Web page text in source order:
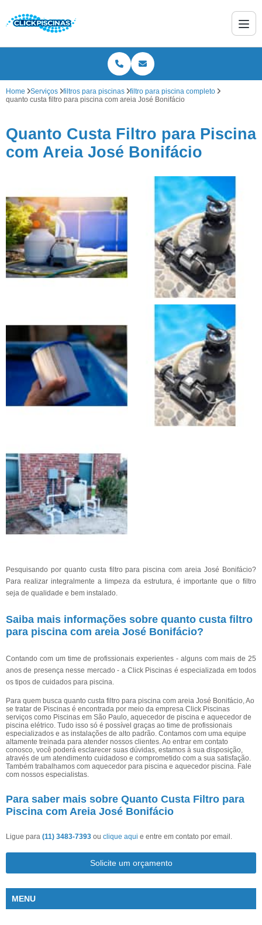
Home Serviços filtros para piscinas
filtro para piscina completo
quanto custa filtro para piscina com areia José Bonifácio
Quanto Custa Filtro para Piscina
com Areia José Bonifácio
Pesquisando por quanto custa filtro para piscina com areia José Bonifácio?
Para realizar integralmente a limpeza da estrutura, é importante que o filtro
seja de qualidade e bem instalado.
Saiba mais informações sobre quanto custa filtro
para piscina com areia José Bonifácio?
Contando com um time de profissionais experientes - alguns com mais de 25
anos de presença nesse mercado - a Click Piscinas é especializada em todos
os tipos de cuidados para piscina.
Para quem busca quanto custa filtro para piscina com areia José Bonifácio, Ao
se tratar de Piscinas é encontrada por meio da empresa Click Piscinas
serviços como Piscinas em São Paulo, aquecedor de piscina e aquecedor de
piscina elétrico. Tudo isso só é possível graças ao time de profissionais
especializados e as instalações de alto padrão. Contamos com uma equipe
altamente treinada para atender nossos clientes. Ao entrar em contato
conosco, você poderá esclarecer suas dúvidas, estamos à sua disposição,
através de um atendimento cuidadoso e comprometido com a sua satisfação.
Também trabalhamos com aquecedor para piscina e aquecedor piscina. Fale
com nossos especialistas.
Para saber mais sobre Quanto Custa Filtro para
Piscina com Areia José Bonifácio
Ligue para (11) 3483-7393 ou clique aqui e entre em contato por email.
Solicite um orçamento
MENU